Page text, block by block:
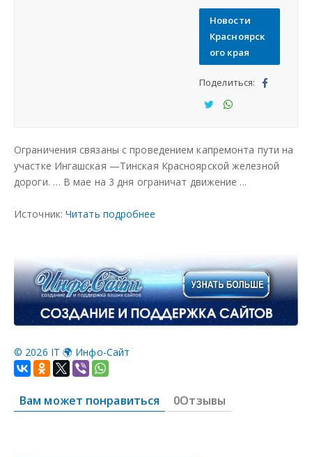
Новости
Красноярск
ого края
Поделиться:
я
тьс
я
тьс
я
Ограничения связаны с проведением капремонта пути на
участке Ингашская —Тинская Красноярской железной
дороги. … В мае на 3 дня ограничат движение ...
Источник: Читать подробнее
© 2026 IT 🌍 Инфо-Сайт
Вам может понравиться 0Отзывы